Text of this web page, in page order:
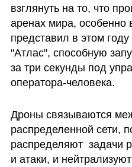
взглянуть на то, что
аренах мира, особенно
представил в этом
"Атлас", способную
за три секунды под
оператора-человека.
Дроны связываются
распределенной сети,
распределяют  задачи
и атаки, и